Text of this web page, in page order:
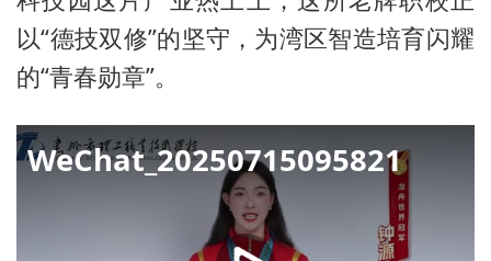
以“德技双修”的坚守，为湾区智造培育闪耀
的“青春勋章”。
WeChat_20250715095821